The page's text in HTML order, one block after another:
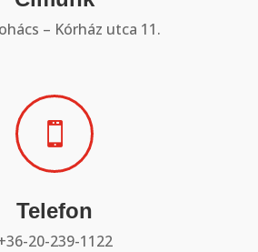
– Kórház utca 11.

Telefon
20-239-1122